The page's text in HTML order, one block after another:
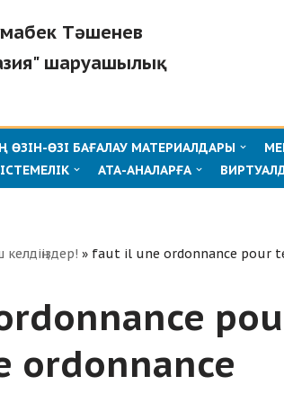
Тәшенев
шаруашылық
ӨЗІ БАҒАЛАУ МАТЕРИАЛДАРЫ
АТА-АНАЛАРҒА
келдіңіздер! » faut il une ordonnance pour
ordonnance